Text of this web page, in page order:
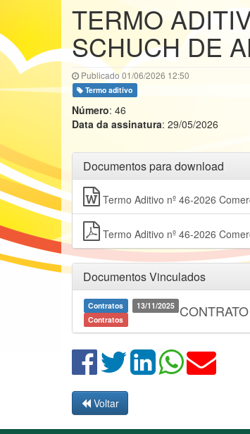
TERMO
SCHUCH DE
Publicado 01/06/2026 12:50
Termo aditivo
Número: 46
Data da assinatura: 29/05/2026
Documentos para download
Termo Aditivo nº 46-2026
Termo Aditivo nº 46-2026
Documentos Vinculados
Contratos
13/11/2025
Contratos
Voltar